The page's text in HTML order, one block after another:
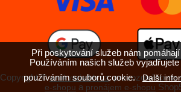
Copyright ©antikvariatkh.cz,provozováno na
e-shopu a pronájem e-shopu
Při poskytování služeb nám
Používáním našich služeb
používáním souborů cookie.Další